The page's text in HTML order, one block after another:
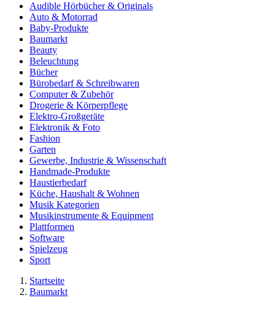
Audible Hörbücher & Originals
Auto & Motorrad
Baby-Produkte
Baumarkt
Beauty
Beleuchtung
Bücher
Bürobedarf & Schreibwaren
Computer & Zubehör
Drogerie & Körperpflege
Elektro-Großgeräte
Elektronik & Foto
Fashion
Garten
Gewerbe, Industrie & Wissenschaft
Handmade-Produkte
Haustierbedarf
Küche, Haushalt & Wohnen
Musik Kategorien
Musikinstrumente & Equipment
Plattformen
Software
Spielzeug
Sport
Startseite
Baumarkt